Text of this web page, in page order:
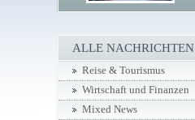
ALLE NACHRICHTEN
Reise & Tourismus
Wirtschaft und Finanzen
Mixed News